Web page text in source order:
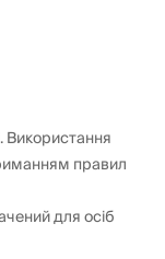
правил
для осіб